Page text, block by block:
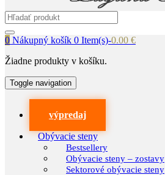
Search
for:
0 Nákupný košík 0 Item(s)-0.00 €
Žiadne produkty v košíku.
Toggle navigation
výpredaj
Obývacie steny
Bestsellery
Obývacie steny – zostavy
Sektorové obývacie steny